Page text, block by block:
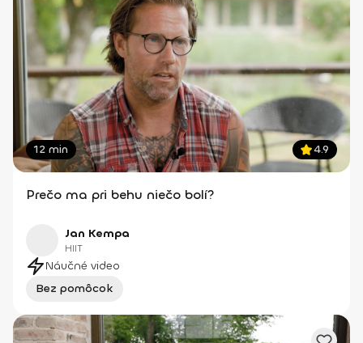
12 min 4.9
Prečo ma pri behu niečo bolí?
Jan Kempa
HIIT
Náučné video
Bez pomôcok